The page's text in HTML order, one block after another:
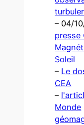
– 04/
presse
Soleil
– Le
CEA
–
Monde